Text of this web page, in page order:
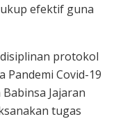
efektif guna
protokol
Pandemi Covid-19
Jajaran
tugas